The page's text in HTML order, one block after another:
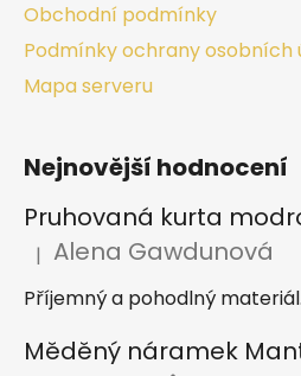
Obchodní podmínky
Podmínky ochrany osobních
Mapa serveru
Nejnovější hodnocení
Pruhovaná kurta
Hodnocení produktu je 5 z 5
| Alena Gawdunová
Příjemný a pohodlný materiál.